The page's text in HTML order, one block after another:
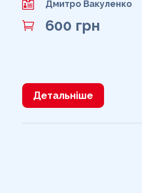
 Дмитро Вакуленко
 600 грн
Детальніше